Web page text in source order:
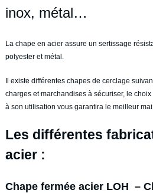
inox, métal…
La chape en acier assure un sertissage
polyester et métal.
Il existe différentes chapes de cerclage
charges et marchandises à sécuriser, le
à son utilisation vous garantira le meilleur
Les différentes
acier :
Chape fermée acier LOH –